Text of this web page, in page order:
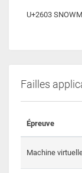
U+2603
Failles
Épreuve
Machine